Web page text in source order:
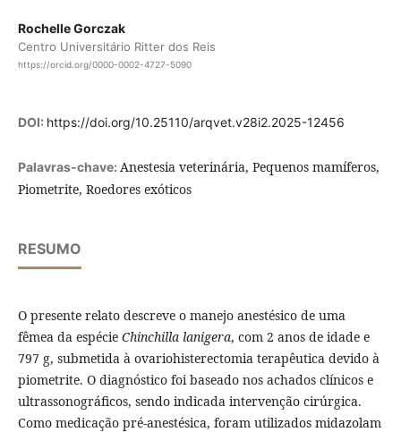
Rochelle Gorczak
Centro Universitário Ritter dos Reis
https://orcid.org/0000-0002-4727-5090
DOI: https://doi.org/10.25110/arqvet.v28i2.2025-12456
Palavras-chave: Anestesia veterinária, Pequenos mamíferos,
Piometrite, Roedores exóticos
RESUMO
O presente relato descreve o manejo anestésico de uma
fêmea da espécie Chinchilla lanigera, com 2 anos de idade e
797 g, submetida à ovariohisterectomia terapêutica devido à
piometrite. O diagnóstico foi baseado nos achados clínicos e
ultrassonográficos, sendo indicada intervenção cirúrgica.
Como medicação pré-anestésica, foram utilizados midazolam